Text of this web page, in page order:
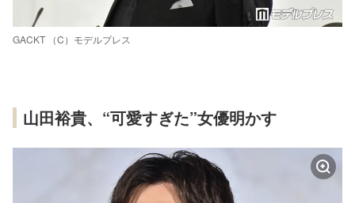
GACKT （C）モデルプレス
山田裕貴、“可愛すぎた”女優明かす